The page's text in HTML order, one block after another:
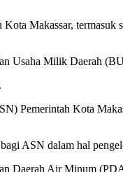
Makassar,
Usaha Milik Daerah
Pemerintah Kota
ASN dalam hal
Daerah Air Minum